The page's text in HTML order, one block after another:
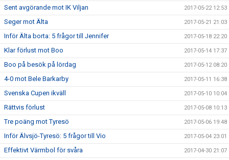
Sent avgörande mot IK Viljan 2017-05-22 12:53
Seger mot Älta 2017-05-21 21:03
Inför Älta borta: 5 frågor till Jennifer 2017-05-18 22:20
Klar förlust mot Boo 2017-05-14 17:37
Boo på besök på lördag 2017-05-12 08:20
4-0 mot Bele Barkarby 2017-05-11 16:38
Svenska Cupen ikväll 2017-05-10 10:04
Rättvis förlust 2017-05-08 10:13
Tre poäng mot Tyresö 2017-05-06 19:48
Inför Älvsjö-Tyresö: 5 frågor till Vio 2017-05-04 23:01
Effektivt Värmbol för svåra 2017-04-30 21:07